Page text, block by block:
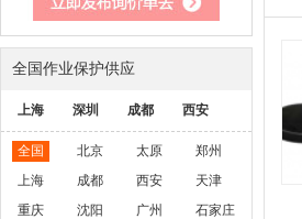
全国作业保护供应
上海 深圳 成都 西安
全国 北京 太原
郑州
上海
成都 西安
天津
重庆
沈阳 广州
石家庄